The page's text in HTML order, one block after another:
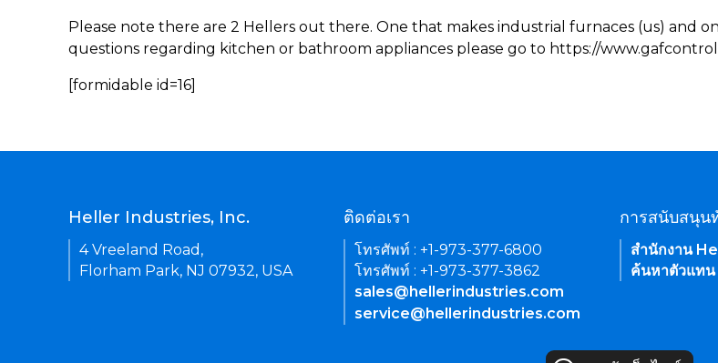
Please note there are 2 Hellers out there. One that makes industrial furnaces (us) and
questions regarding kitchen or bathroom appliances please go to https://
[formidable id=16]
Heller Industries, Inc.
4 Vreeland Road,
Florham Park, NJ 07932, USA
ติดต่อเรา
โทรศัพท์ : +1-973-377-6800
โทรศัพท์ : +1-973-377-3862
sales@hellerindustries.com
service@hellerindustries.com
การสนับสนุน
สำนักงาน
ค้นหาตัวแทน